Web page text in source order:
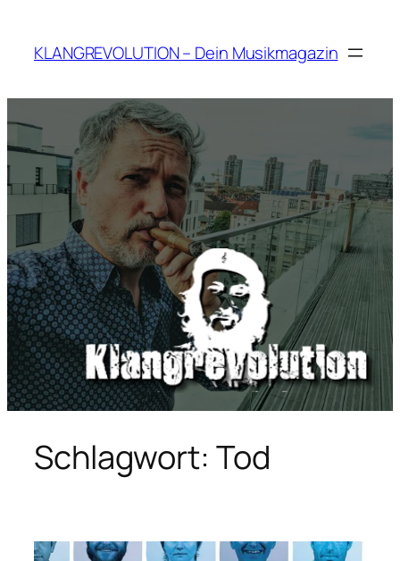
springen
KLANGREVOLUTION – Dein Musikmagazin
Schlagwort: Tod